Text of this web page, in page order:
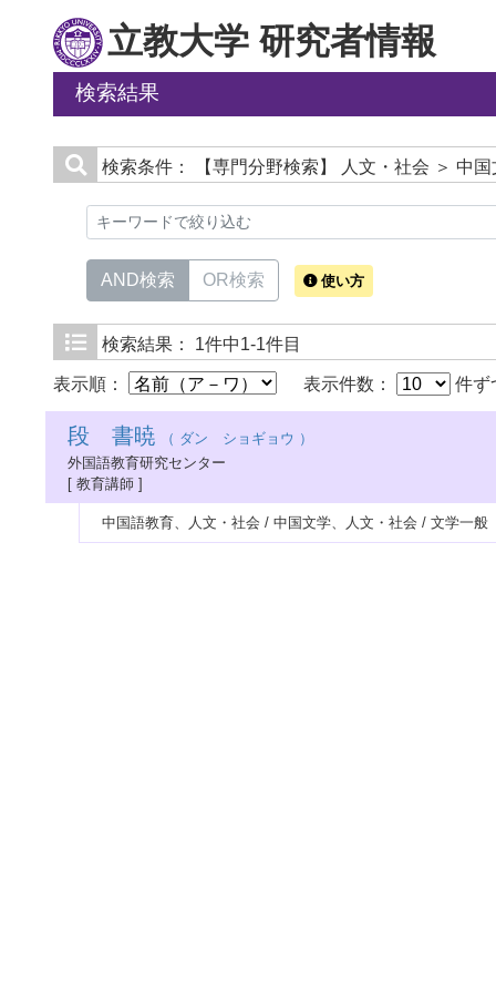
立教大学 研究者情報
検索結果
検索条件： 【専門分野検索】 人文・社会 ＞ 中国
AND検索 OR検索 使い方
検索結果： 1件中1-1件目
表示順： 表示件数： 件ず
段 書暁 （ ダン ショギョウ ）
外国語教育研究センター
[ 教育講師 ]
中国語教育、人文・社会 / 中国文学、人文・社会 / 文学一般